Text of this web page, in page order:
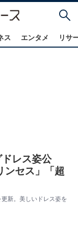
ス エンタメ リサ
レス姿公
ンセス」「超
新。美しいドレス姿を